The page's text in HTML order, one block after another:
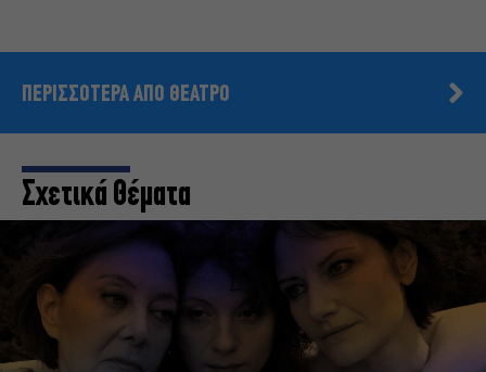
ΠΕΡΙΣΣΟΤΕΡΑ ΑΠΟ ΘΕΑΤΡΟ
Σχετικά Θέματα